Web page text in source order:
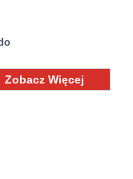
Zobacz Więcej